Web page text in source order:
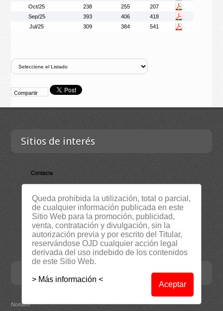
Oct/25
238 255
207
Sep/25
393 406
418
Jul/25
309 384 541
Compartir
Sitios de interés
Contacta
Lista Certificados
RSS
Servicios
Suscripción Newsletter
Contacta
Nombre*
Queda prohibida la utilización, total o parcial,
de cualquier información publicada en este
Sitio Web para la promoción, publicidad,
venta, contratación y divulgación, sin la
autorización previa y por escrito del Titular,
reservándose OJD cualquier acción legal
derivada del uso indebido de los contenidos
de este Sitio Web.
> Más información <
Aceptar